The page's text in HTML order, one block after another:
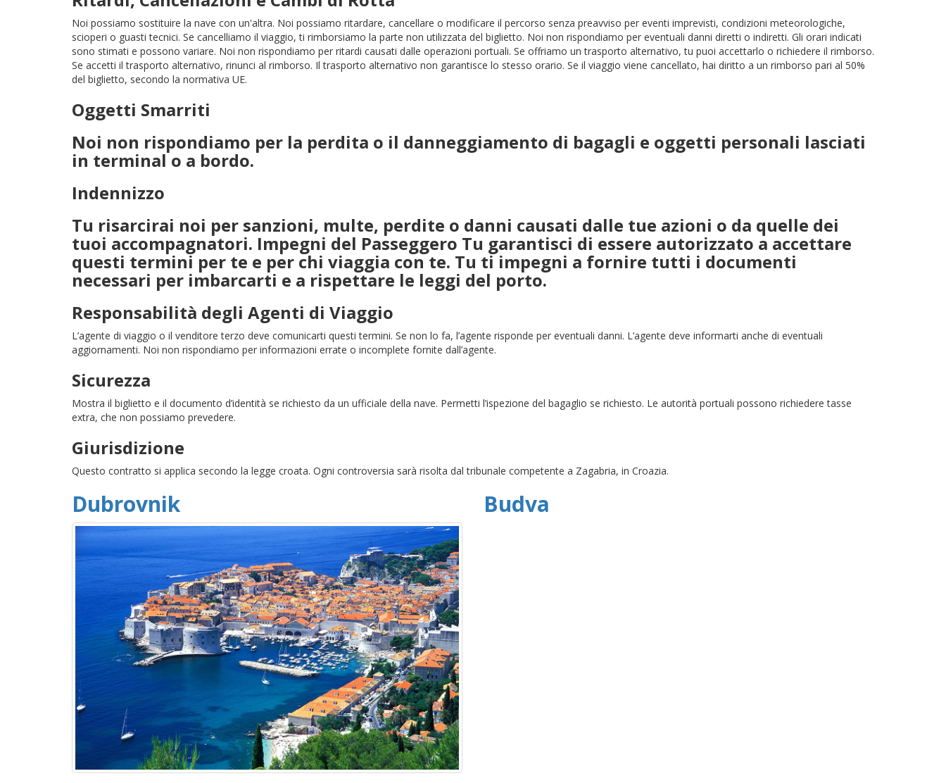
Noi possiamo sostituire la nave con un'altra. Noi possiamo ritardare, cancellare o modificare il percorso senza preavviso per eventi imprevisti, condizioni meteorologiche,
scioperi o guasti tecnici. Se cancelliamo il viaggio, ti rimborsiamo la parte non utilizzata del biglietto. Noi non rispondiamo per eventuali danni diretti o indiretti. Gli orari indicati
sono stimati e possono variare. Noi non rispondiamo per ritardi causati dalle operazioni portuali. Se offriamo un trasporto alternativo, tu puoi accettarlo o richiedere il rimborso.
Se accetti il trasporto alternativo, rinunci al rimborso. Il trasporto alternativo non garantisce lo stesso orario. Se il viaggio viene cancellato, hai diritto a un rimborso pari al 50%
del biglietto, secondo la normativa UE.
Oggetti Smarriti
Noi non rispondiamo per la perdita o il danneggiamento di bagagli e oggetti personali lasciati
in terminal o a bordo.
Indennizzo
Tu risarcirai noi per sanzioni, multe, perdite o danni causati dalle tue azioni o da quelle dei
tuoi accompagnatori. Impegni del Passeggero Tu garantisci di essere autorizzato a accettare
questi termini per te e per chi viaggia con te. Tu ti impegni a fornire tutti i documenti
necessari per imbarcarti e a rispettare le leggi del porto.
Responsabilità degli Agenti di Viaggio
L’agente di viaggio o il venditore terzo deve comunicarti questi termini. Se non lo fa, l’agente risponde per eventuali danni. L’agente deve informarti anche di eventuali
aggiornamenti. Noi non rispondiamo per informazioni errate o incomplete fornite dall’agente.
Sicurezza
Mostra il biglietto e il documento d’identità se richiesto da un ufficiale della nave. Permetti l’ispezione del bagaglio se richiesto. Le autorità portuali possono richiedere tasse
extra, che non possiamo prevedere.
Giurisdizione
Questo contratto si applica secondo la legge croata. Ogni controversia sarà risolta dal tribunale competente a Zagabria, in Croazia.
Dubrovnik Budva